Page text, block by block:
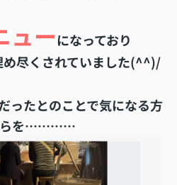
ューになっており
め尽くされていました(^^)/
ったとのことで気になる方
らを…………